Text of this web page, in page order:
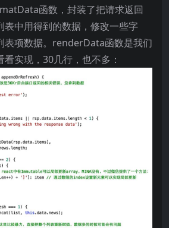
函数，封装了把请求返回
表中用得到的数据，修改一些字
表项数据。renderData函数是我们
实现，30几行，也不多：